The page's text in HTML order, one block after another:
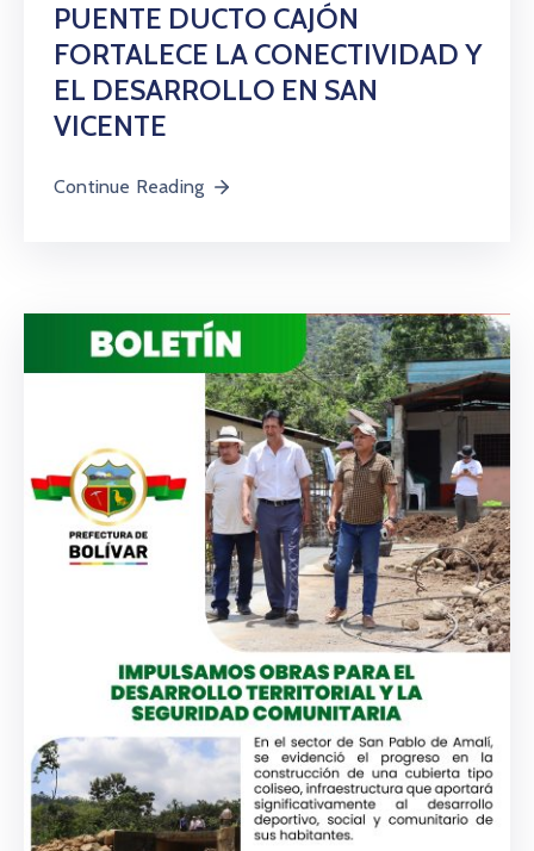
PUENTE DUCTO CAJÓN
FORTALECE LA CONECTIVIDAD Y
EL DESARROLLO EN SAN
VICENTE
Continue Reading